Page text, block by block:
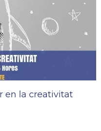
en la creativitat